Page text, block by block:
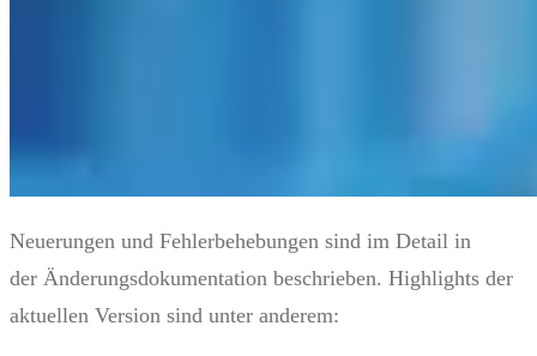
Neuerungen und Fehlerbehebungen sind im Detail in
der Änderungsdokumentation beschrieben. Highlights der
aktuellen Version sind unter anderem: